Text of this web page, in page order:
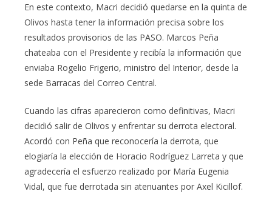
En este contexto, Macri decidió quedarse en la quinta de
Olivos hasta tener la información precisa sobre los
resultados provisorios de las PASO. Marcos Peña
chateaba con el Presidente y recibía la información que
enviaba Rogelio Frigerio, ministro del Interior, desde la
sede Barracas del Correo Central.
Cuando las cifras aparecieron como definitivas, Macri
decidió salir de Olivos y enfrentar su derrota electoral.
Acordó con Peña que reconocería la derrota, que
elogiaría la elección de Horacio Rodríguez Larreta y que
agradecería el esfuerzo realizado por María Eugenia
Vidal, que fue derrotada sin atenuantes por Axel Kicillof.